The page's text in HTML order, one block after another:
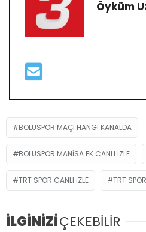
Öyküm
BOLUSPOR MAÇI HANGI KANALDA
BOLUSPOR MANISA FK CANLI IZLE
TRT SPOR CANLI IZLE TRT
İLGİNİZİÇEKEBİLİR